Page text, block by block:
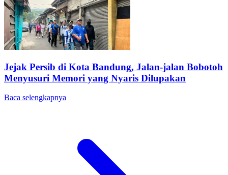
Jejak Persib di Kota Bandung, Jalan-jalan Bobotoh
Menyusuri Memori yang Nyaris Dilupakan
Baca selengkapnya